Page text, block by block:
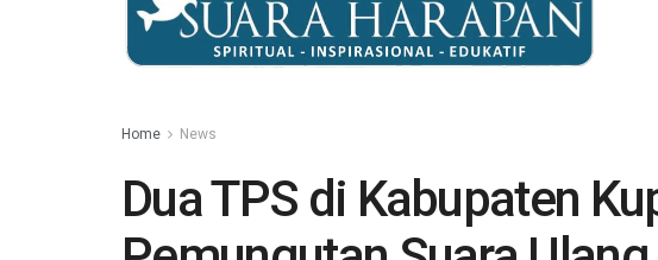
Home News
Dua TPS di Kabupaten